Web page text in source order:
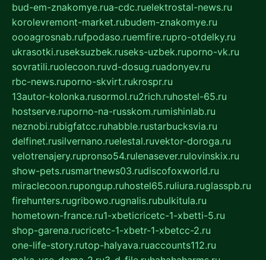
bud-em-znakomye.rua-cdc.ruelektrostal-news.ru
korolevremont-market.rubudem-znakomye.ru
oooagrosnab.rufpodaso.ruemfire.rupro-otdelky.ru
ukrasotki.ruseksuzbek.ruseks-uzbek.ruporno-vk.ru
sovratili.ruolecoon.ruvd-dosug.ruadonyev.ru
rbc-news.ruporno-skvirt.rukrospr.ru
13autor-kolonka.rusormol.ru2rich.ruhostel-65.ru
hostserve.ruporno-na-russkom.rumishinlab.ru
neznobi.rubigfatcc.ruhabble.rustarbucksvia.ru
delfinet.rusilvernano.ruelestal.ruvektor-doroga.ru
velotrenajery.rupronso54.rulenasever.rulovinskix.ru
show-pets.rusmartnews03.rudiscofoxworld.ru
miraclecoon.rupongup.ruhostel65.ruliura.ruglasspb.ru
firehunters.rugribowo.rugnalis.rubulkitula.ru
hometown-france.ru1-xbeticricetc-1-xbetti-5.ru
shop-garena.rucricetc-1-xbetr-1-xbetcc-2.ru
one-life-story.rutop-halyava.ruaccounts112.ru